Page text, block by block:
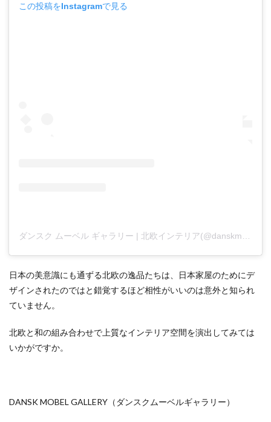
この投稿をInstagramで見る
ダンスク ムーベル ギャラリー | 北欧インテリア(@danskmobelgallery)がシェアした投稿
日本の美意識にも通ずる北欧の逸品たちは、日本家屋のためにデ
ザインされたのではと錯覚するほど相性がいいのは意外と知られ
ていません。
北欧と和の組み合わせで上質なインテリア空間を演出してみては
いかがですか。
DANSK MOBEL GALLERY（ダンスクムーベルギャラリー）